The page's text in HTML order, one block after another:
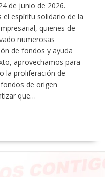
de junio de 2026.
espíritu solidario de la
quienes de
numerosas
de fondos y ayuda
aprovechamos para
la proliferación de
de origen
que…